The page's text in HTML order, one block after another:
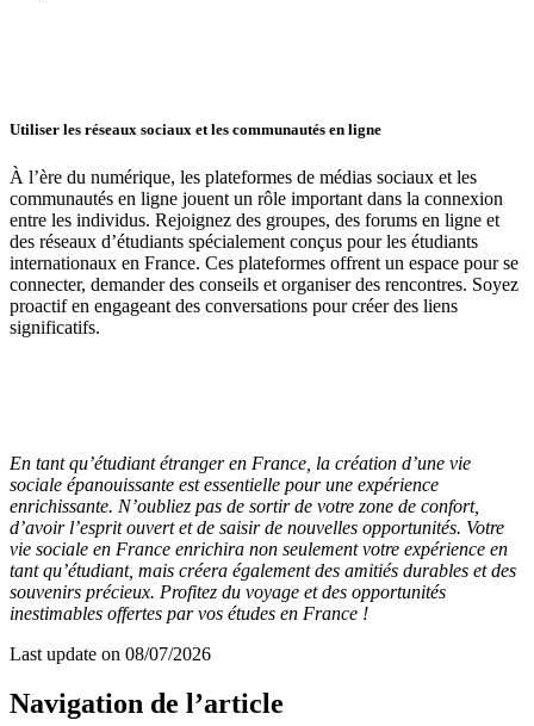
Utiliser les réseaux sociaux et les communautés en ligne
À l’ère du numérique, les plateformes de médias sociaux et les
communautés en ligne jouent un rôle important dans la connexion
entre les individus. Rejoignez des groupes, des forums en ligne et
des réseaux d’étudiants spécialement conçus pour les étudiants
internationaux en France. Ces plateformes offrent un espace pour se
connecter, demander des conseils et organiser des rencontres. Soyez
proactif en engageant des conversations pour créer des liens
significatifs.
En tant qu’étudiant étranger en France, la création d’une vie
sociale épanouissante est essentielle pour une expérience
enrichissante. N’oubliez pas de sortir de votre zone de confort,
d’avoir l’esprit ouvert et de saisir de nouvelles opportunités. Votre
vie sociale en France enrichira non seulement votre expérience en
tant qu’étudiant, mais créera également des amitiés durables et des
souvenirs précieux. Profitez du voyage et des opportunités
inestimables offertes par vos études en France !
Last update on 08/07/2026
Navigation de l’article